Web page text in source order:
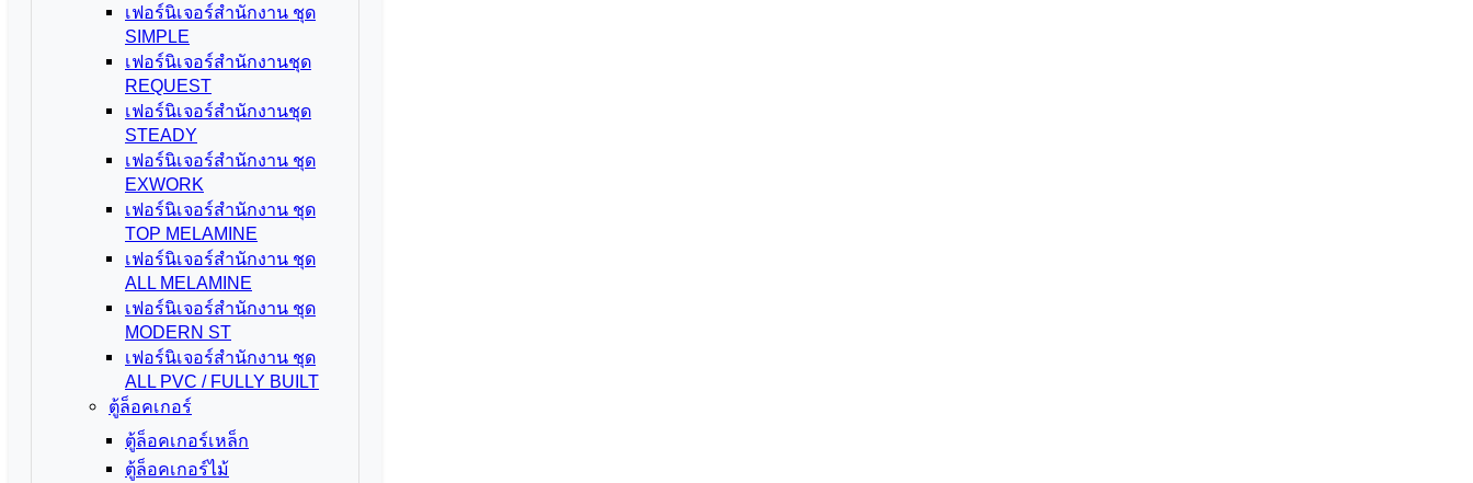
เฟอร์นิเจอร์สำนักงาน ชุด
SIMPLE
เฟอร์นิเจอร์สำนักงานชุด
REQUEST
เฟอร์นิเจอร์สำนักงานชุด
STEADY
เฟอร์นิเจอร์สำนักงาน ชุด
EXWORK
เฟอร์นิเจอร์สำนักงาน ชุด
TOP MELAMINE
เฟอร์นิเจอร์สำนักงาน ชุด
ALL MELAMINE
เฟอร์นิเจอร์สำนักงาน ชุด
MODERN ST
เฟอร์นิเจอร์สำนักงาน ชุด
ALL PVC / FULLY BUILT
ตู้ล็อคเกอร์
ตู้ล็อคเกอร์เหล็ก
ตู้ล็อคเกอร์ไม้